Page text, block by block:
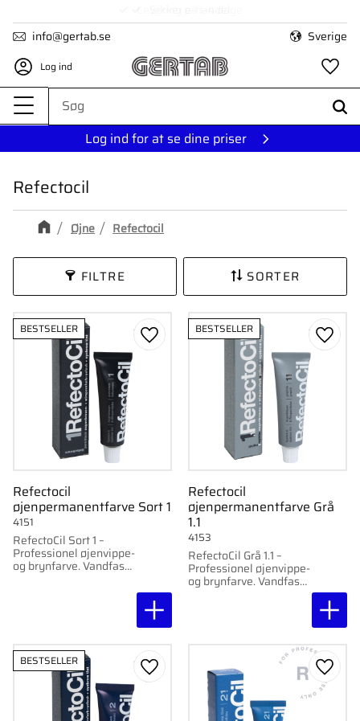
Menuinfo@gertab.se
Sverige
Log ind
Log ind for at se dine priser
Refectocil
Øjne Refectocil
FILTRE SORTER
Refectocil
øjenpermanentfarve Sort 1
RefectoCil Sort 1 –
Professionel øjenvippe-
og brynfarve. Vandfast,
ikke-klistrende og
4151
BESTSELLER
Gem som favorit
Refectocil
øjenpermanentfarve Grå
1.1
RefectoCil Grå 1.1 –
Professionel øjenvippe-
og brynfarve. Vandfast,
klæbefri og
4153
BESTSELLER
Gem
BESTSELLER
Gem som favorit Gem